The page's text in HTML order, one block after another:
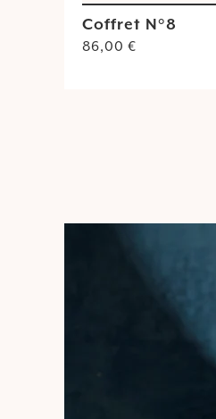
Coffret N°8
86,00 €